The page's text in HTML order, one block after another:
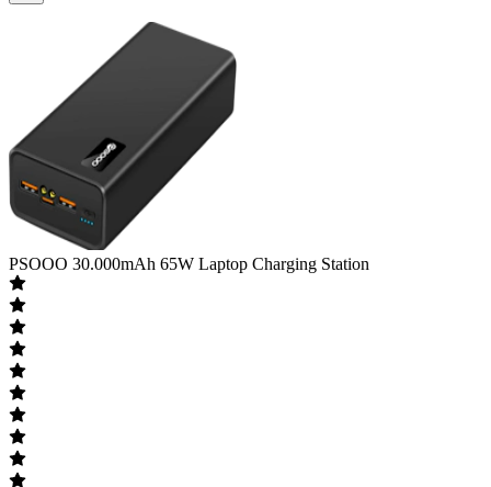
PSOOO 30.000mAh 65W Laptop Charging Station